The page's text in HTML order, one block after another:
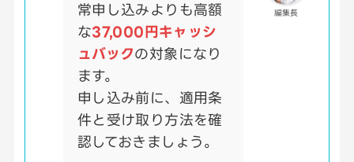
編集長
常申し込みよりも高額
な37,000円キャッシ
ュバックの対象になり
ます。
申し込み前に、適用条
件と受け取り方法を確
認しておきましょう。